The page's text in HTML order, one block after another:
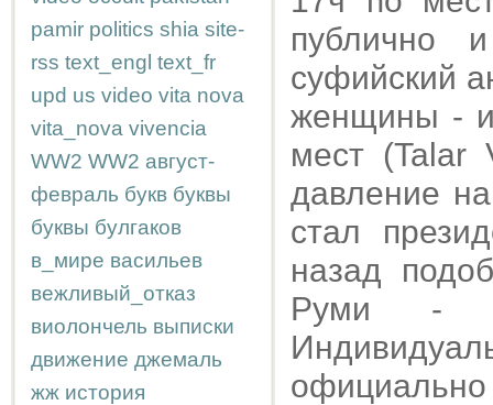
pamir politics shia site-
rss text_engl text_fr
upd us video vita nova
vita_nova vivencia
WW2 WW2 август-
февраль букв буквы
буквы булгаков
в_мире васильев
вежливый_отказ
виолончель выписки
движение джемаль
жж история
публично
суфийский
женщины - и
мест (Talar
давление
стал
назад
Руми -